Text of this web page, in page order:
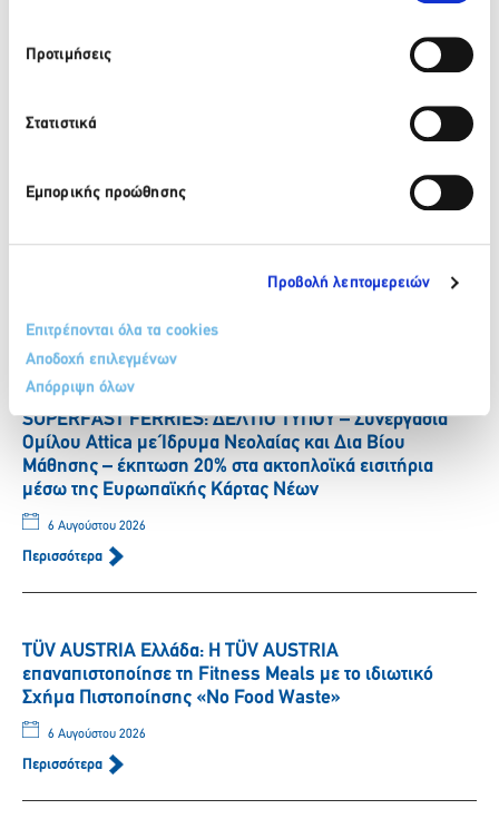
Προτιμήσεις
Στατιστικά
Εμπορικής προώθησης
Προβολή λεπτομερειών
Επιτρέπονται όλα τα cookies
Αποδοχή επιλεγμένων
Απόρριψη όλων
αθλήτριας Γεωργίας Δαμασιώτη
Περισσότερα
ΒΙΚΟΣ: Η Νικόλ Παυλοπούλου εντάσσεται στην ομάδα
Περισσότερα
SUPERFAST FERRIES: ΔΕΛΤΙΟ ΤΥΠΟΥ – Συνεργασία
Ομίλου Attica με Ίδρυμα Νεολαίας και Δια Βίου
Μάθησης – έκπτωση 20% στα ακτοπλοϊκά εισιτήρια
μέσω της Ευρωπαϊκής Κάρτας Νέων
6 Αυγούστου 2026
Περισσότερα
TÜV AUSTRIA Ελλάδα: Η TÜV AUSTRIA
επαναπιστοποίησε τη Fitness Meals με το ιδιωτικό
Σχήμα Πιστοποίησης «No Food Waste»
6 Αυγούστου 2026
Περισσότερα